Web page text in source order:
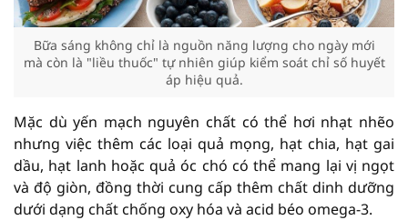
Bữa sáng không chỉ là nguồn năng lượng cho ngày mới
mà còn là "liều thuốc" tự nhiên giúp kiểm soát chỉ số huyết
áp hiệu quả.
Mặc dù yến mạch nguyên chất có thể hơi nhạt nhẽo
nhưng việc thêm các loại quả mọng, hạt chia, hạt gai
dầu, hạt lanh hoặc quả óc chó có thể mang lại vị ngọt
và độ giòn, đồng thời cung cấp thêm chất dinh dưỡng
dưới dạng chất chống oxy hóa và acid béo omega-3.